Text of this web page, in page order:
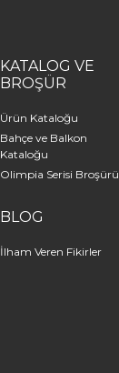
KATALOG VE
BROŞÜR
Ürün Kataloğu
Bahçe ve Balkon
Kataloğu
Olimpia Serisi Broşürü
BLOG
İlham Veren Fikirler